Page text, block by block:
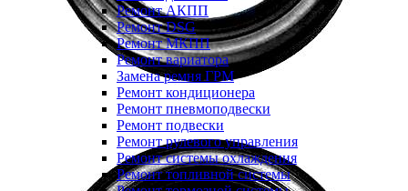
Ремонт АКПП
Ремонт DSG
Ремонт МКПП
Ремонт вариатора
Замена ремня ГРМ
Ремонт кондиционера
Ремонт пневмоподвески
Ремонт подвески
Ремонт рулевого управления
Ремонт системы охлаждения
Ремонт топливной системы